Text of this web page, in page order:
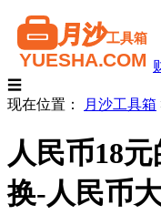
☰
现在位置：
月沙工具箱
人民币18
换-人民币